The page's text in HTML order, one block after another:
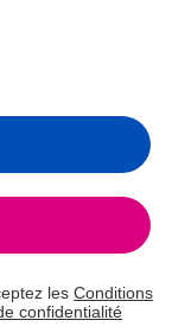
les Conditions
confidentialité